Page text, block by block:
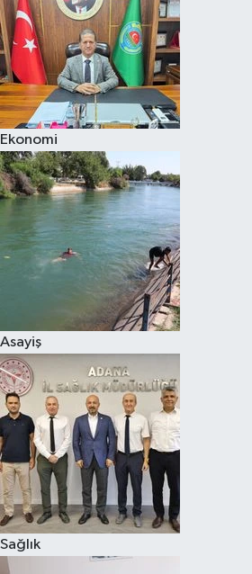
Ekonomi
Asayiş
Sağlık